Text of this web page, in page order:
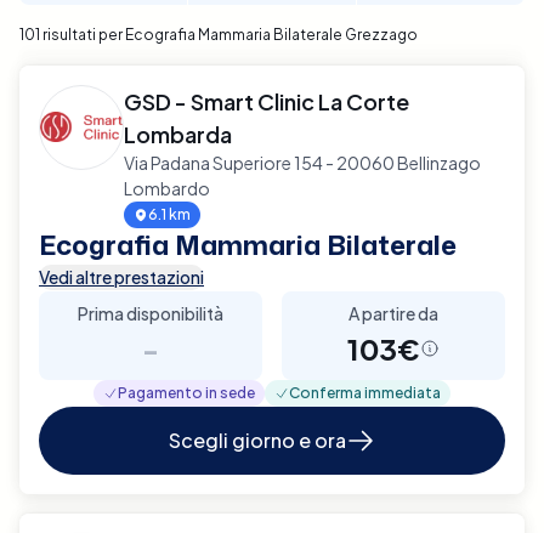
affidabile della tua salute mammaria.
101 risultati per Ecografia Mammaria Bilaterale Grezzago
GSD - Smart Clinic La Corte
Lombarda
Via Padana Superiore 154 - 20060 Bellinzago
Lombardo
6.1 km
Ecografia Mammaria Bilaterale
Vedi altre prestazioni
Prima disponibilità
-
A partire da
103€
Pagamento in sede Conferma immediata
Scegli giorno e ora